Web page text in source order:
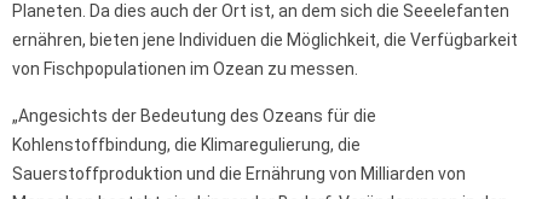
Planeten. Da dies auch der Ort ist, an dem sich die Seeelefanten
ernähren, bieten jene Individuen die Möglichkeit, die Verfügbarkeit
von Fischpopulationen im Ozean zu messen.
„Angesichts der Bedeutung des Ozeans für die
Kohlenstoffbindung, die Klimaregulierung, die
Sauerstoffproduktion und die Ernährung von Milliarden von